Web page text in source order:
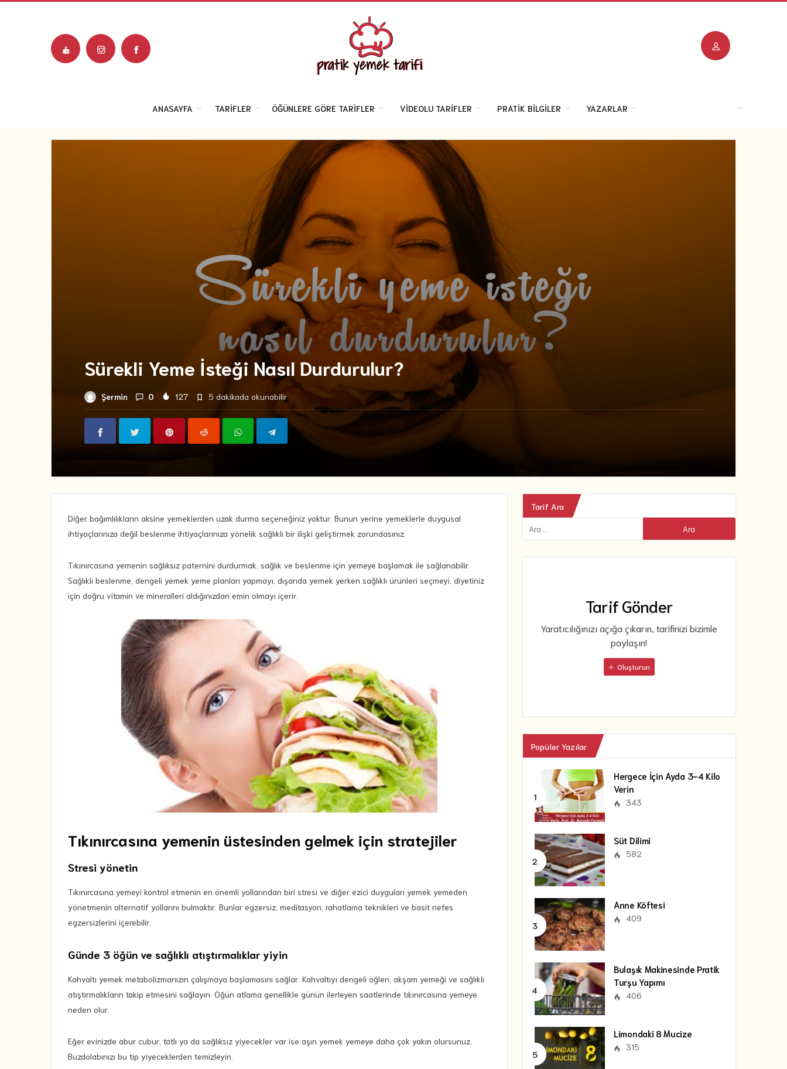
ANASAYFA TARIFLER ÖĞÜNLERE GÖRE TARIFLER VIDEOLU TARIFLER PRATIK BILGILER YAZARLAR
Sürekli Yeme İsteği Nasıl Durdurulur?
Şermin 0 127 5 dakikada okunabilir
Diğer bağımlılıkların aksine yemeklerden uzak durma seçeneğiniz yoktur. Bunun yerine yemeklerle duygusal
ihtiyaçlarınıza değil beslenme ihtiyaçlarınıza yönelik sağlıklı bir ilişki geliştirmek zorundasınız.
Tıkınırcasına yemenin sağlıksız paternini durdurmak, sağlık ve beslenme için yemeye başlamak ile sağlanabilir.
Sağlıklı beslenme, dengeli yemek yeme planları yapmayı, dışarıda yemek yerken sağlıklı ürünleri seçmeyi, diyetiniz
için doğru vitamin ve mineralleri aldığınızdan emin olmayı içerir.
Tıkınırcasına yemenin üstesinden gelmek için stratejiler
Stresi yönetin
Tıkınırcasına yemeyi kontrol etmenin en önemli yollarından biri stresi ve diğer ezici duyguları yemek yemeden
yönetmenin alternatif yollarını bulmaktır. Bunlar egzersiz, meditasyon, rahatlama teknikleri ve basit nefes
egzersizlerini içerebilir.
Günde 3 öğün ve sağlıklı atıştırmalıklar yiyin
Kahvaltı yemek metabolizmanızın çalışmaya başlamasını sağlar. Kahvaltıyı dengeli öğlen, akşam yemeği ve sağlıklı
atıştırmalıkların takip etmesini sağlayın. Öğün atlama genellikle günün ilerleyen saatlerinde tıkınırcasına yemeye
neden olur.
Eğer evinizde abur cubur, tatlı ya da sağlıksız yiyecekler var ise aşırı yemek yemeye daha çok yakın olursunuz.
Buzdolabınızı bu tip yiyeceklerden temizleyin.
Tarif Ara
Tarif Gönder
Yaratıcılığınızı açığa çıkarın, tarifinizi bizimle
paylaşın!
Oluşturun
Popüler Yazılar
Hergece İçin Ayda 3-4 Kilo
Verin
343
Süt Dilimi
582
Anne Köftesi
409
Bulaşık Makinesinde Pratik
Turşu Yapımı
406
Limondaki 8 Mucize
315